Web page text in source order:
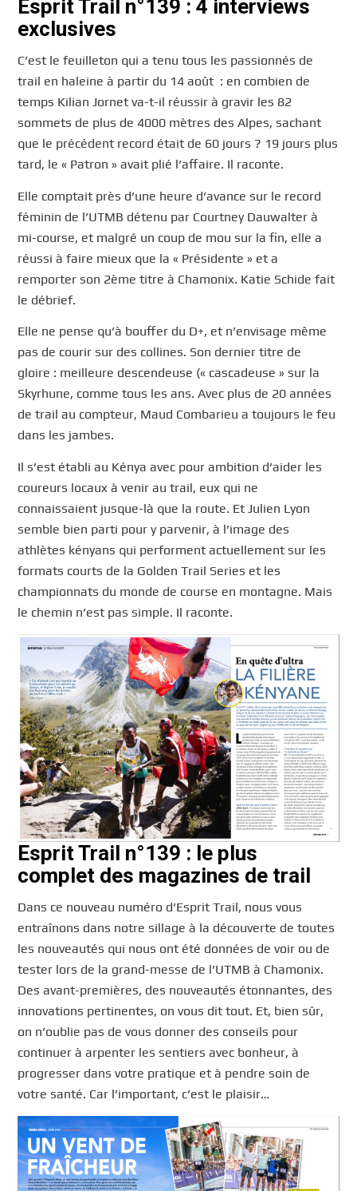
Esprit Trail n°139 : 4 interviews
exclusives
C’est le feuilleton qui a tenu tous les passionnés de
trail en haleine à partir du 14 août : en combien de
temps Kilian Jornet va-t-il réussir à gravir les 82
sommets de plus de 4000 mètres des Alpes, sachant
que le précédent record était de 60 jours ? 19 jours plus
tard, le « Patron » avait plié l’affaire. Il raconte.
Elle comptait près d’une heure d’avance sur le record
féminin de l’UTMB détenu par Courtney Dauwalter à
mi-course, et malgré un coup de mou sur la fin, elle a
réussi à faire mieux que la « Présidente » et a
remporter son 2ème titre à Chamonix. Katie Schide fait
le débrief.
Elle ne pense qu’à bouffer du D+, et n’envisage même
pas de courir sur des collines. Son dernier titre de
gloire : meilleure descendeuse (« cascadeuse » sur la
Skyrhune, comme tous les ans. Avec plus de 20 années
de trail au compteur, Maud Combarieu a toujours le feu
dans les jambes.
Il s’est établi au Kénya avec pour ambition d’aider les
coureurs locaux à venir au trail, eux qui ne
connaissaient jusque-là que la route. Et Julien Lyon
semble bien parti pour y parvenir, à l’image des
athlètes kényans qui performent actuellement sur les
formats courts de la Golden Trail Series et les
championnats du monde de course en montagne. Mais
le chemin n’est pas simple. Il raconte.
Esprit Trail n°139 : le plus
complet des magazines de trail
Dans ce nouveau numéro d’Esprit Trail, nous vous
entraînons dans notre sillage à la découverte de toutes
les nouveautés qui nous ont été données de voir ou de
tester lors de la grand-messe de l’UTMB à Chamonix.
Des avant-premières, des nouveautés étonnantes, des
innovations pertinentes, on vous dit tout. Et, bien sûr,
on n’oublie pas de vous donner des conseils pour
continuer à arpenter les sentiers avec bonheur, à
progresser dans votre pratique et à pendre soin de
votre santé. Car l’important, c’est le plaisir…